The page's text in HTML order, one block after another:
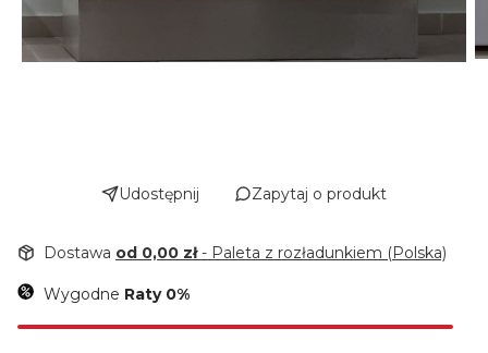
Udostępnij Zapytaj o produkt
Dostawa od 0,00 zł- Paleta z rozładunkiem (Polska)
Wygodne Raty 0%